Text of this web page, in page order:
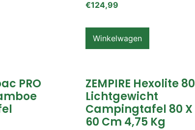
€124,99
Winkelwagen
PRO
ZEMPIRE Hexolite 80
Lichtgewicht
Campingtafel 80 X
60 Cm 4,75 Kg